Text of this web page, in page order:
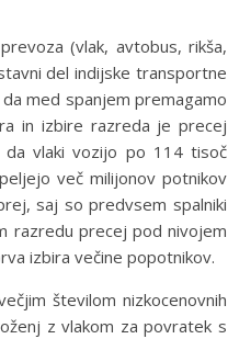
(vlak, avtobus, rikša,
del indijske transportne
med spanjem premagamo
in izbire razreda je precej
da vlaki vozijo po 114 tisoč
več milijonov potnikov
saj so predvsem spalniki
razredu precej pod nivojem
izbira večine popotnikov.
številom nizkocenovnih
z vlakom za povratek s